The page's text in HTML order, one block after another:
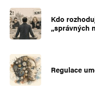
Kdo
„správných
Regulace